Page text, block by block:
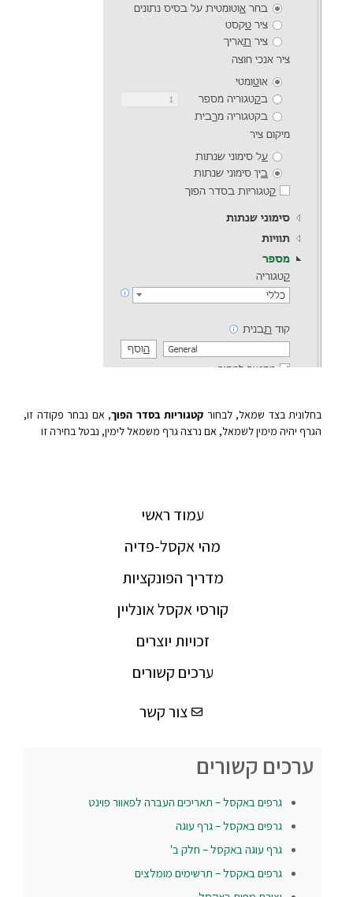
בחלונית בצד שמאל, לבחור קטגוריות בסדר הפוך, אם נבחר פקודה זו,
הגרף יהיה מימין לשמאל, אם נרצה גרף משמאל לימין, נבטל בחירה זו
עמוד ראשי
מהי אקסל-פדיה
מדריך הפונקציות
קורסי אקסל אונליין
זכויות יוצרים
ערכים קשורים
צור קשר
ערכים קשורים
גרפים באקסל – תאריכים העברה לפאוור פוינט
גרפים באקסל – גרף עוגה
גרף עוגה באקסל – חלק ב'
גרפים באקסל – תרשימים מומלצים